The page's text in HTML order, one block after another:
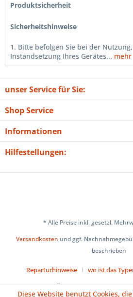
Produktsicherheit
Sicherheitshinweise
1. Bitte befolgen Sie bei der
Instandsetzung Ihres Gerätes... mehr
unser Service für Sie:
Shop Service
Informationen
Hilfestellungen:
* Alle Preise inkl. gesetzl.
Versandkosten und ggf.
beschrieben
Reparturhinweise
wo ist das
Über uns
Cookie-
Diese Website benutzt Cookies,